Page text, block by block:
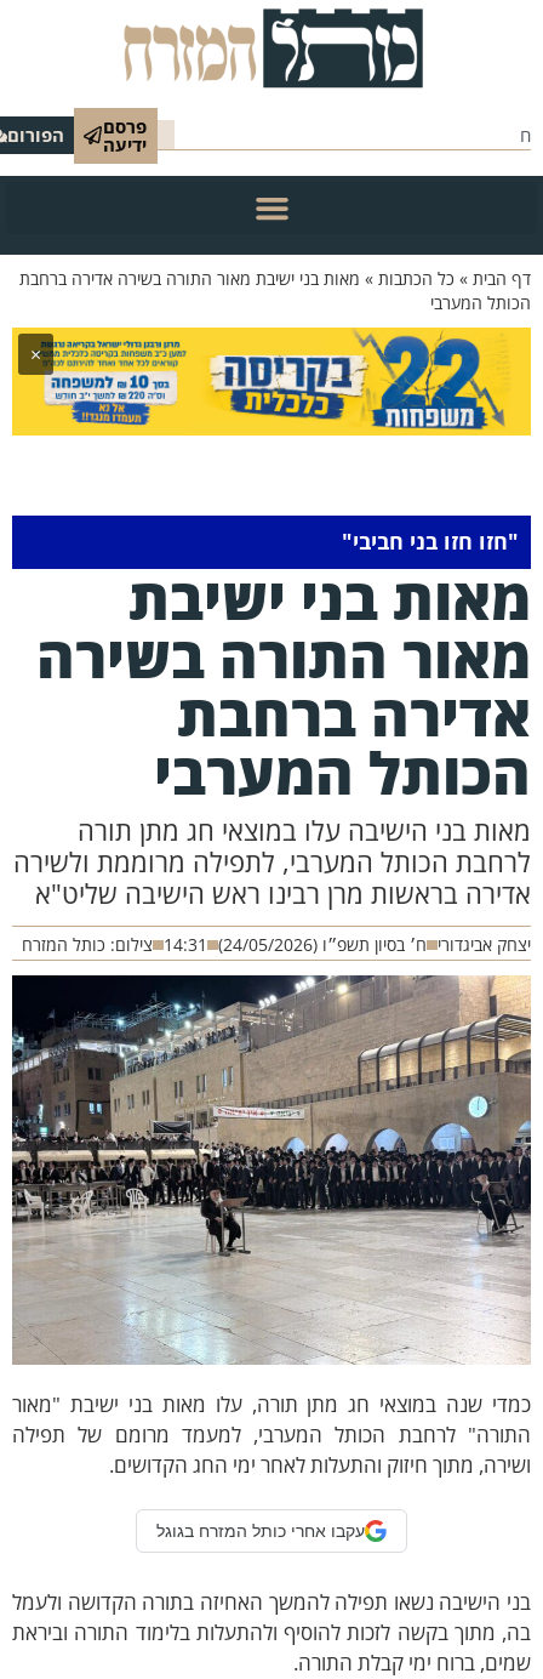
פרסם
ידיעה הפורום
הבית»כל הכתבות»מאות בני ישיבת מאור התורה בשירה אדירה ברחבת
המערבי
×
"חזו חזו בני חביבי"
בני ישיבת
התורה בשירה
ברחבת
המערבי
בני הישיבה עלו במוצאי חג מתן תורה
הכותל המערבי, לתפילה מרוממת ולשירה
בראשות מרן רבינו ראש הישיבה שליט"א
אביגדורי ח׳ בסיון תשפ״ו (24/05/2026) 14:31 צילום: כותל המזרח
שנה במוצאי חג מתן תורה, עלו מאות בני ישיבת "מאור
לרחבת הכותל המערבי, למעמד מרומם של תפילה
מתוך חיזוק והתעלות לאחר ימי החג הקדושים.
עקבו אחרי כותל המזרח בגוגל
הישיבה נשאו תפילה להמשך האחיזה בתורה הקדושה ולעמל
מתוך בקשה לזכות להוסיף ולהתעלות בלימוד התורה וביראת
ברוח ימי קבלת התורה.